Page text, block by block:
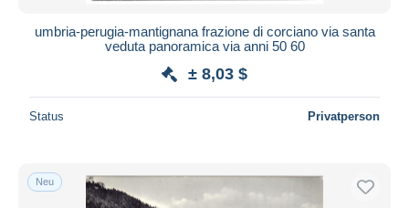
umbria-perugia-mantignana frazione di corciano via santa
veduta panoramica via anni 50 60
± 8,03 $
Status Privatperson
Neu